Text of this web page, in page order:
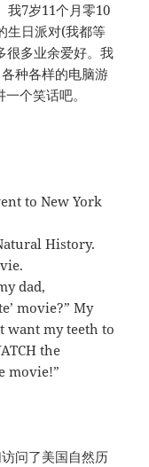
我7岁11个月零10
生日派对(我都等
很多业余爱好。我
种各样的电脑游
个笑话吧。
to New York
History.
dad,
movie?” My
want my teeth to
the
movie!”
问了美国自然历